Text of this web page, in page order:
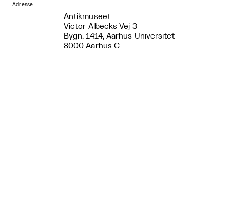
Adresse
Antikmuseet
Victor Albecks Vej 3
Bygn. 1414, Aarhus Universitet
8000 Aarhus C